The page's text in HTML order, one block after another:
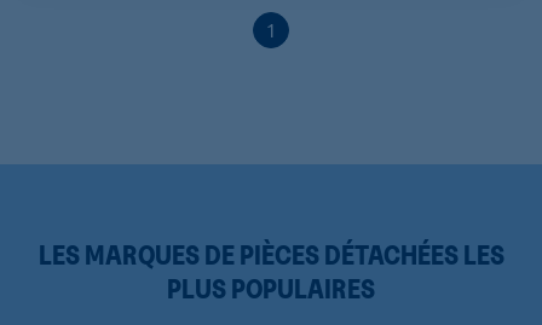
1
LES MARQUES DE PIÈCES DÉTACHÉES LES
PLUS POPULAIRES